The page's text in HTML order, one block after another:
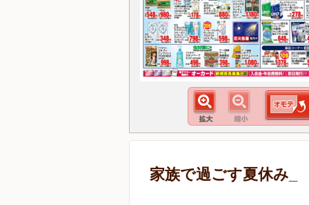
家族で過ごす夏休み_